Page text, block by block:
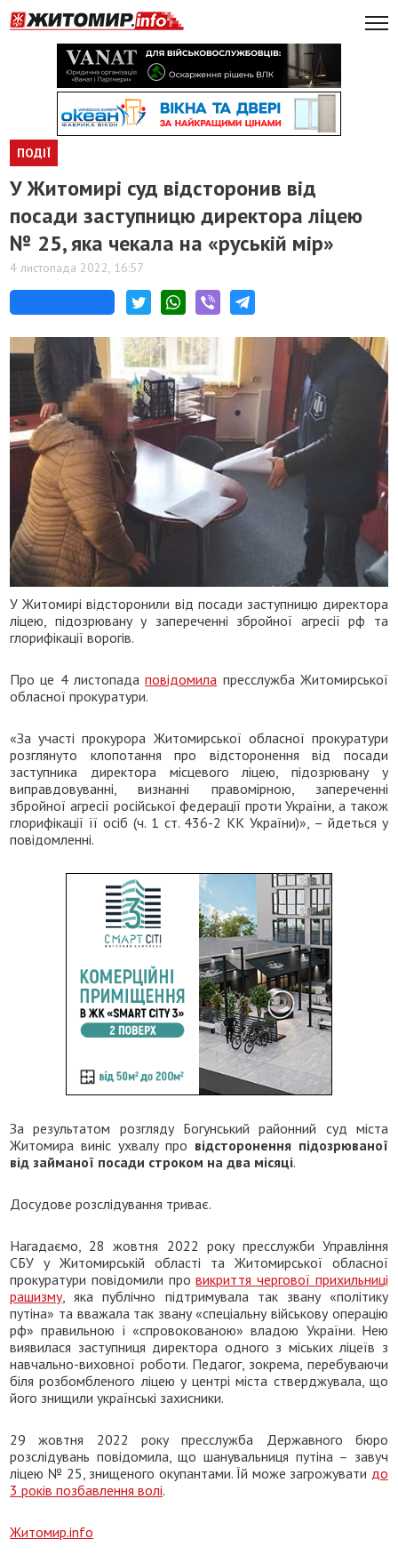
ПОДІЇ
У Житомирі суд відсторонив від
посади заступницю директора ліцею
№ 25, яка чекала на «руській мір»
4 листопада 2022, 16:57
У Житомирі відсторонили від посади заступницю директора
ліцею, підозрювану у запереченні збройної агресії рф та
глорифікації ворогів.
Про це 4 листопадаповідомила пресслужба Житомирської
обласної прокуратури.
«За участі прокурора Житомирської обласної прокуратури
розглянуто клопотання про відсторонення від посади
заступника директора місцевого ліцею, підозрювану у
виправдовуванні, визнанні правомірною, запереченні
збройної агресії російської федерації проти України, а також
глорифікації її осіб (ч. 1 ст. 436-2 КК України)», – йдеться у
повідомленні.
За результатом розгляду Богунський районний суд міста
Житомира виніс ухвалу про відсторонення підозрюваної
від займаної посади строком на два місяці.
Досудове розслідування триває.
Нагадаємо, 28 жовтня 2022 року пресслужби Управління
СБУ у Житомирській області та Житомирської обласної
прокуратури повідомили провикриття чергової прихильниці
рашизму, яка публічно підтримувала так звану «політику
путіна» та вважала так звану «спеціальну військову операцію
рф» правильною і «спровокованою» владою України. Нею
виявилася заступниця директора одного з міських ліцеїв з
навчально-виховної роботи. Педагог, зокрема, перебуваючи
біля розбомбленого ліцею у центрі міста стверджувала, що
його знищили українські захисники.
29 жовтня 2022 року пресслужба Державного бюро
розслідувань повідомила, що шанувальниця путіна – завуч
ліцею № 25, знищеного окупантами. Їй може загрожувати до
3 років позбавлення волі.
Житомир.info